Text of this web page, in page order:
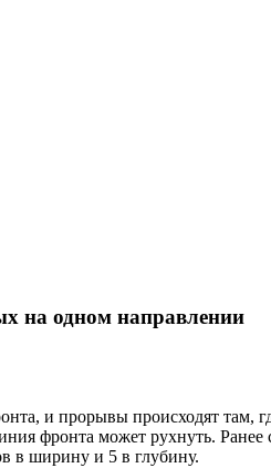
на одном направлении
и прорывы происходят там,
фронта может рухнуть.
в ширину и 5 в глубину.